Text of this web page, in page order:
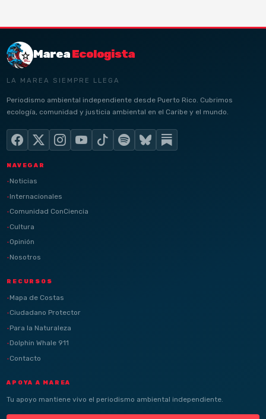
MareaEcologista
LA MAREA SIEMPRE LLEGA
Periodismo ambiental independiente desde Puerto Rico. Cubrimos
ecología, comunidad y justicia ambiental en el Caribe y el mundo.
NAVEGAR
Noticias
Internacionales
Comunidad ConCiencia
Cultura
Opinión
Nosotros
RECURSOS
Mapa de Costas
Ciudadano Protector
Para la Naturaleza
Dolphin Whale 911
Contacto
APOYA A MAREA
Tu apoyo mantiene vivo el periodismo ambiental independiente.